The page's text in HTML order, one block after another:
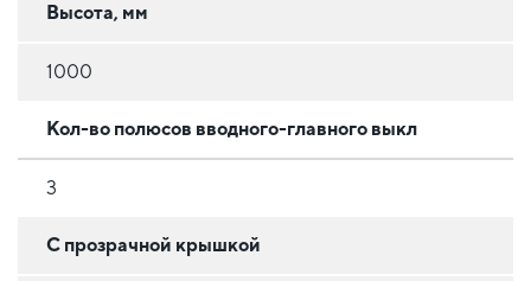
Высота, мм
1000
Кол-во полюсов вводного-главного выкл
3
С прозрачной крышкой